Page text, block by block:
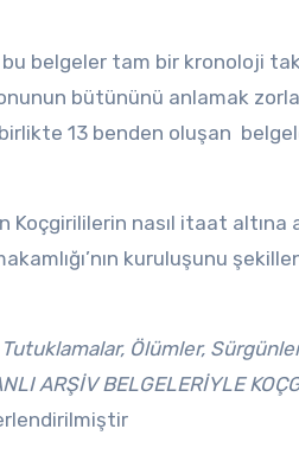
bu belgeler tam bir kronoloji
bütününü anlamak
13 benden oluşan
nasıl itaat altına
kuruluşunu
Ölümler,
ARŞİV BELGELERİYLE